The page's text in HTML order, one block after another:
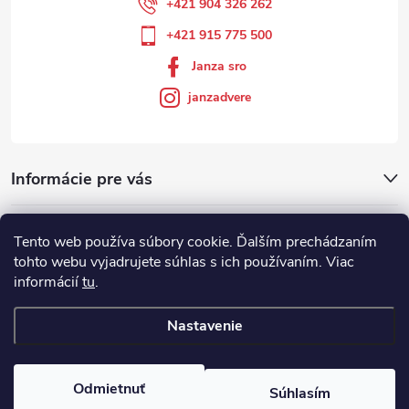
Tento web používa súbory cookie. Ďalším prechádzaním
tohto webu vyjadrujete súhlas s ich používaním. Viac
informáciítu.
Nastavenie
Odmietnuť Súhlasím
Informácie pre vás
+421 904 326 262
+421 915 775 500
Janza sro
janzadvere
Showroom
. Všetky práva vyhradené.